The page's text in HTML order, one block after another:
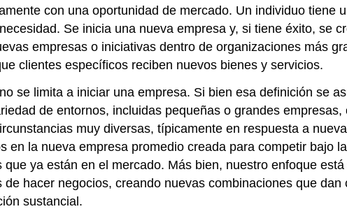
con una oportunidad de mercado. Un individuo tiene
Se inicia una nueva empresa y, si tiene éxito, se
empresas o iniciativas dentro de organizaciones más
clientes específicos reciben nuevos bienes y servicios.
se limita a iniciar una empresa. Si bien esa definición se
de entornos, incluidas pequeñas o grandes
muy diversas, típicamente en respuesta a
en la nueva empresa promedio creada para competir bajo
ya están en el mercado. Más bien, nuestro enfoque
hacer negocios, creando nuevas combinaciones que
sustancial.